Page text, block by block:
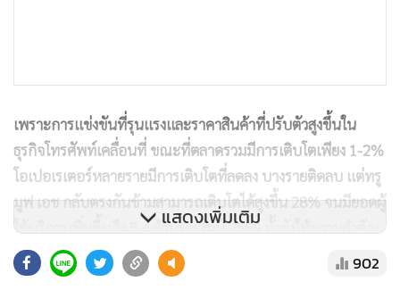
เพราะการแข่งขันที่รุนแรงและราคาสินค้าที่ปรับตัวสูงขึ้นใน
ธุรกิจโทรศัพท์เคลื่อนที่ ขณะที่ตลาดรวมมีการเติบโตเพียง 1-2%
โอเปอเรเตอร์หลายรายมีการเติบโตที่ลดลง บางรายติดลบ แต่ทรู
มูฟ เอช กลับตรงกันข้ามสามารถเติบโตได้สูงขึ้น 28% จนมียอดผู้
ใช้บริการเพิ่มขึ้นถึง 5.4 ล้านรายในปี 2559 ทั้งยังให้ความสำคัญ
ต่อการสร้างและพัฒนาเครือข่าย 4G และ 4.5G อย่างสม่ำเสมอ
และต่อเนื่องเหนือกว่าโอเปอเรเตอร์รายอื่น ส่งผลให้มีเครือข่ายที่
แสดงเพิ่มเติม
902